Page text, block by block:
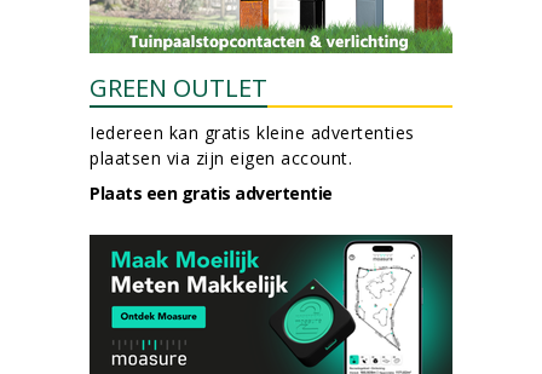
GREEN OUTLET
Iedereen kan gratis kleine advertenties
plaatsen via zijn eigen account.
Plaats een gratis advertentie